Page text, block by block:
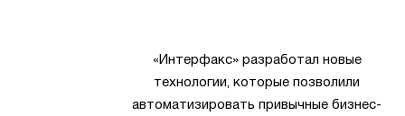
«Интерфакс» разработал новые
технологии, которые позволили
автоматизировать привычные бизнес-